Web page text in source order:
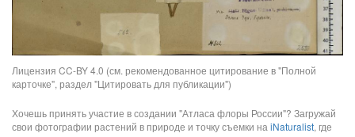
Лицензия CC-BY 4.0 (см. рекомендованное цитирование в "Полной
карточке", раздел "Цитировать для публикации")
Хочешь принять участие в создании "Атласа флоры России"? Загружай
свои фотографии растений в природе и точку съемки на iNaturalist, где